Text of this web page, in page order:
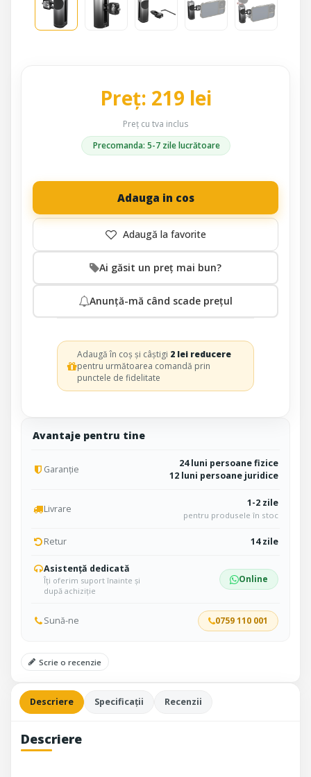
Avantaje pentru tine
Garanție
24 luni persoane fizice
12 luni persoane juridice
Livrare 1-2 zile
pentru produsele în stoc
Retur 14 zile
Asistență dedicată
Îți oferim suport înainte și
după achiziție
Online
Sună-ne 0759 110 001
Scrie o recenzie
Preț: 219 lei
Preț cu tva inclus
Precomanda: 5-7 zile lucrătoare
Adauga in cos
Ai găsit un preț mai bun?
Anunță-mă când scade prețul
Adaugă în coș și câștigi 2 lei reducere
pentru următoarea comandă prin
punctele de fidelitate
Descriere Specificații Recenzii
Descriere